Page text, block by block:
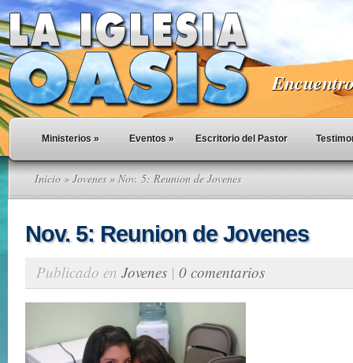
Ministerios » Eventos » Escritorio del Pastor
Inicio » Jovenes» Nov. 5: Reunion de Jovenes
Nov. 5: Reunion de Jovenes
Publicado en Jovenes | 0 comentarios